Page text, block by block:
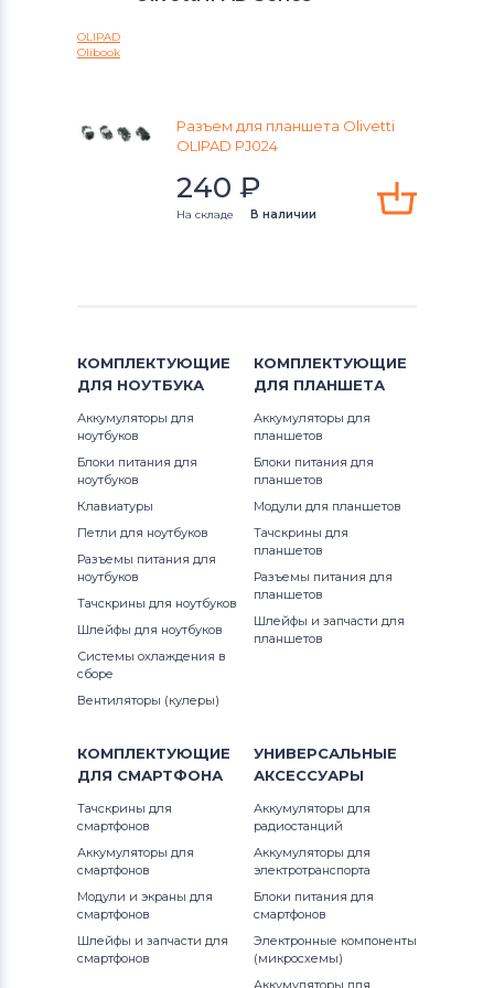
Аккумуляторы для радиостанций
Lenovo
Разъемы питания для ноутбуков
Разъемы питания для ноутбуков
Compaq
Разъемы питания для ноутбуков
Dell
Разъемы питания для ноутбуков
IBM
Разъемы питания для ноутбуков
Archos
Разъемы питания для ноутбуков
Viewsonic
Разъемы питания для ноутбуковLG
Разъемы питания для ноутбуков
Samsung
Разъемы питания для ноутбуков
Fujitsu
Разъемы питания для ноутбуков
OLIPAD
Olibook
Разъем для планшета Olivetti
OLIPAD PJ024
240 ₽
На складе В наличии
КОМПЛЕКТУЮЩИЕ
ДЛЯ НОУТБУКА
Аккумуляторы для
ноутбуков
Блоки питания для
ноутбуков
Клавиатуры
Петли для ноутбуков
Разъемы питания для
ноутбуков
Тачскрины для ноутбуков
Шлейфы для ноутбуков
Системы охлаждения в
сборе
Вентиляторы (кулеры)
КОМПЛЕКТУЮЩИЕ
ДЛЯ ПЛАНШЕТА
Аккумуляторы для
планшетов
Блоки питания для
планшетов
Модули для планшетов
Тачскрины для
планшетов
Разъемы питания для
планшетов
Шлейфы и запчасти для
планшетов
КОМПЛЕКТУЮЩИЕ
ДЛЯ СМАРТФОНА
Тачскрины для
смартфонов
Аккумуляторы для
смартфонов
Модули и экраны для
смартфонов
Шлейфы и запчасти для
смартфонов
УНИВЕРСАЛЬНЫЕ
АКСЕССУАРЫ
Аккумуляторы для
радиостанций
Аккумуляторы для
электротранспорта
Блоки питания для
смартфонов
Электронные компоненты
(микросхемы)
Аккумуляторы для